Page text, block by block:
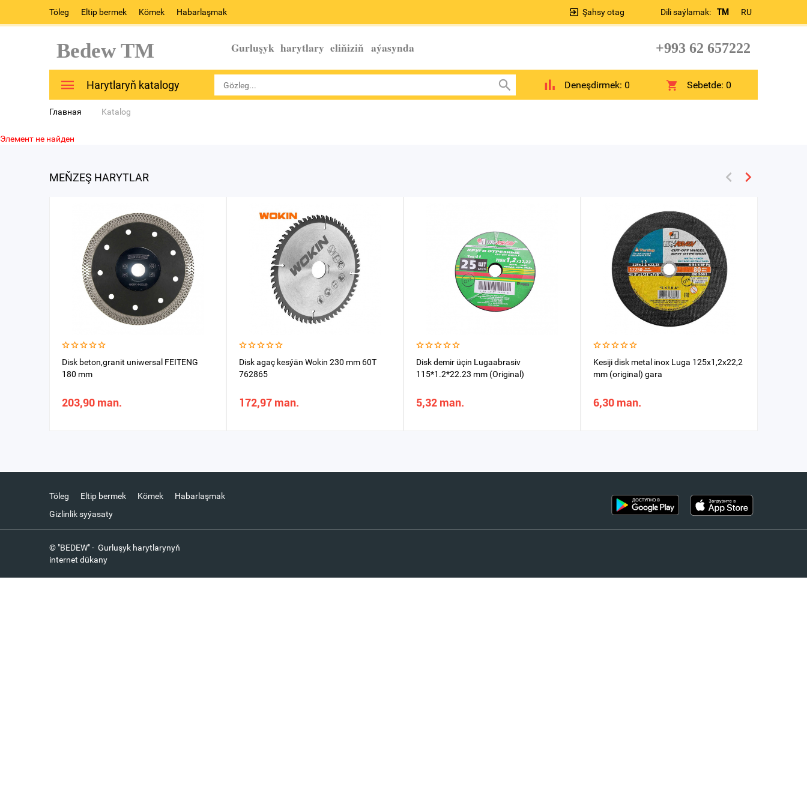
Töleg Eltip bermek Kömek Habarlaşmak Dili saýlamak: TM RU
Şahsy otag
Bedew TM Gurluşyk harytlary eliňiziň aýasynda +993 62 657222
Harytlaryň katalogy Deneşdirmek: 0 Sebetde:0
Главная Katalog
Элемент не найден
MEŇZEŞ HARYTLAR
Disk beton,granit uniwersal FEITENG
180 mm
203,90 man.
Disk agaç kesýän Wokin 230 mm 60T
762865
172,97 man.
Disk demir üçin Lugaabrasiv
115*1.2*22.23 mm (Original)
5,32 man.
Kesiji disk metal inox Luga 125x1,2x22,2
mm (original) gara
6,30 man.
Töleg Eltip bermek Kömek
Habarlaşmak
Gizlinlik syýasaty
© "BEDEW" - Gurluşyk harytlarynyň
internet dükany